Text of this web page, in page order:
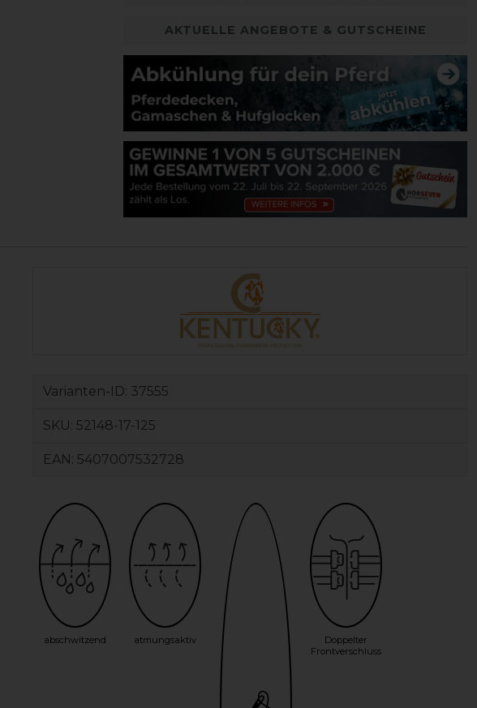
AKTUELLE ANGEBOTE & GUTSCHEINE
Varianten-ID: 37555
SKU: 52148-17-125
EAN: 5407007532728
abschwitzend atmungsaktiv
Doppelter
Frontverschluss